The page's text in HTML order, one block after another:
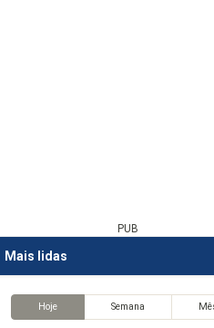
PUB
Mais lidas
Hoje Semana